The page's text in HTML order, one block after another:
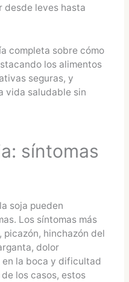
desde leves hasta
completa sobre cómo
los alimentos
seguras, y
vida saludable sin
síntomas
soja pueden
Los síntomas más
hinchazón del
dolor
la boca y dificultad
los casos, estos